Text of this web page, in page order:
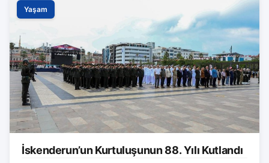
Yaşam
İskenderun’un Kurtuluşunun 88. Yılı Kutlandı